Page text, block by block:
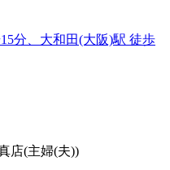
分、大和田(大阪)駅 徒歩
店(主婦(夫))